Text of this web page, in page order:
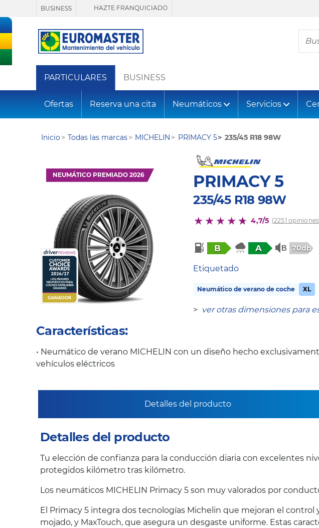
BUSINESS HAZTE FRANQUICIADO
PARTICULARES BUSINESS
Ofertas Reserva una cita Neumáticos Servicios
Inicio Todas las marcas MICHELIN PRIMACY 5 235/45 R18 98W
NEUMÁTICO PREMIADO 2026 PRIMACY 5
235/45 R18 98W
4,7/5 (2251
B A 70db
Etiquetado
Neumático de verano de coche XL
> ver otras dimensiones para
Características:
• Neumático de verano MICHELIN con un diseño hecho
vehículos eléctricos
Detalles del producto
Detalles del producto
Tu elección de confianza para la conducción diaria con excelentes
protegidos kilómetro tras kilómetro.
Los neumáticos MICHELIN Primacy 5 son muy valorados por
El Primacy 5 integra dos tecnologías Michelin que mejoran el
mojado, y MaxTouch, que asegura un desgaste uniforme. Estas